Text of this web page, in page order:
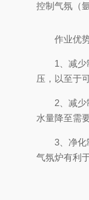
控制气氛（
作业优势
1、减少制
压，以至于
2、减少制
水量降至需
3、净化制
气氛炉有利